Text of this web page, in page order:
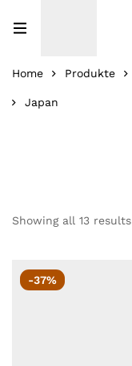
Home Produkte
Japan
Showing all 13 results
-37%